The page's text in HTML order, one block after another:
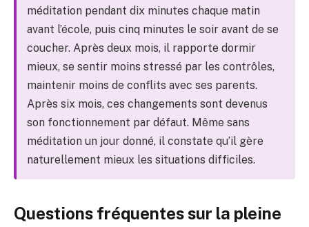
méditation pendant dix minutes chaque matin
avant l’école, puis cinq minutes le soir avant de se
coucher. Après deux mois, il rapporte dormir
mieux, se sentir moins stressé par les contrôles,
maintenir moins de conflits avec ses parents.
Après six mois, ces changements sont devenus
son fonctionnement par défaut. Même sans
méditation un jour donné, il constate qu’il gère
naturellement mieux les situations difficiles.
Questions fréquentes sur la pleine